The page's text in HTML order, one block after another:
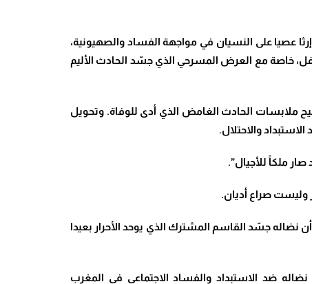
عصيا على النسيان في مواجهة الفساد والصهيونية،
خاصة مع العرض المسرحي الذي جسّد الحادث الأليم
ملابسات الحادث الغامض الذي أدى للوفاة. وتحويل
والاحتلال.
ملكاً للأجيال”.
صراع أديان.
نضاله جسّد القاسم المشترك الذي يوحد الأحرار بعيدا
ضد الاستبداد والفساد الاجتماعي في المغرب